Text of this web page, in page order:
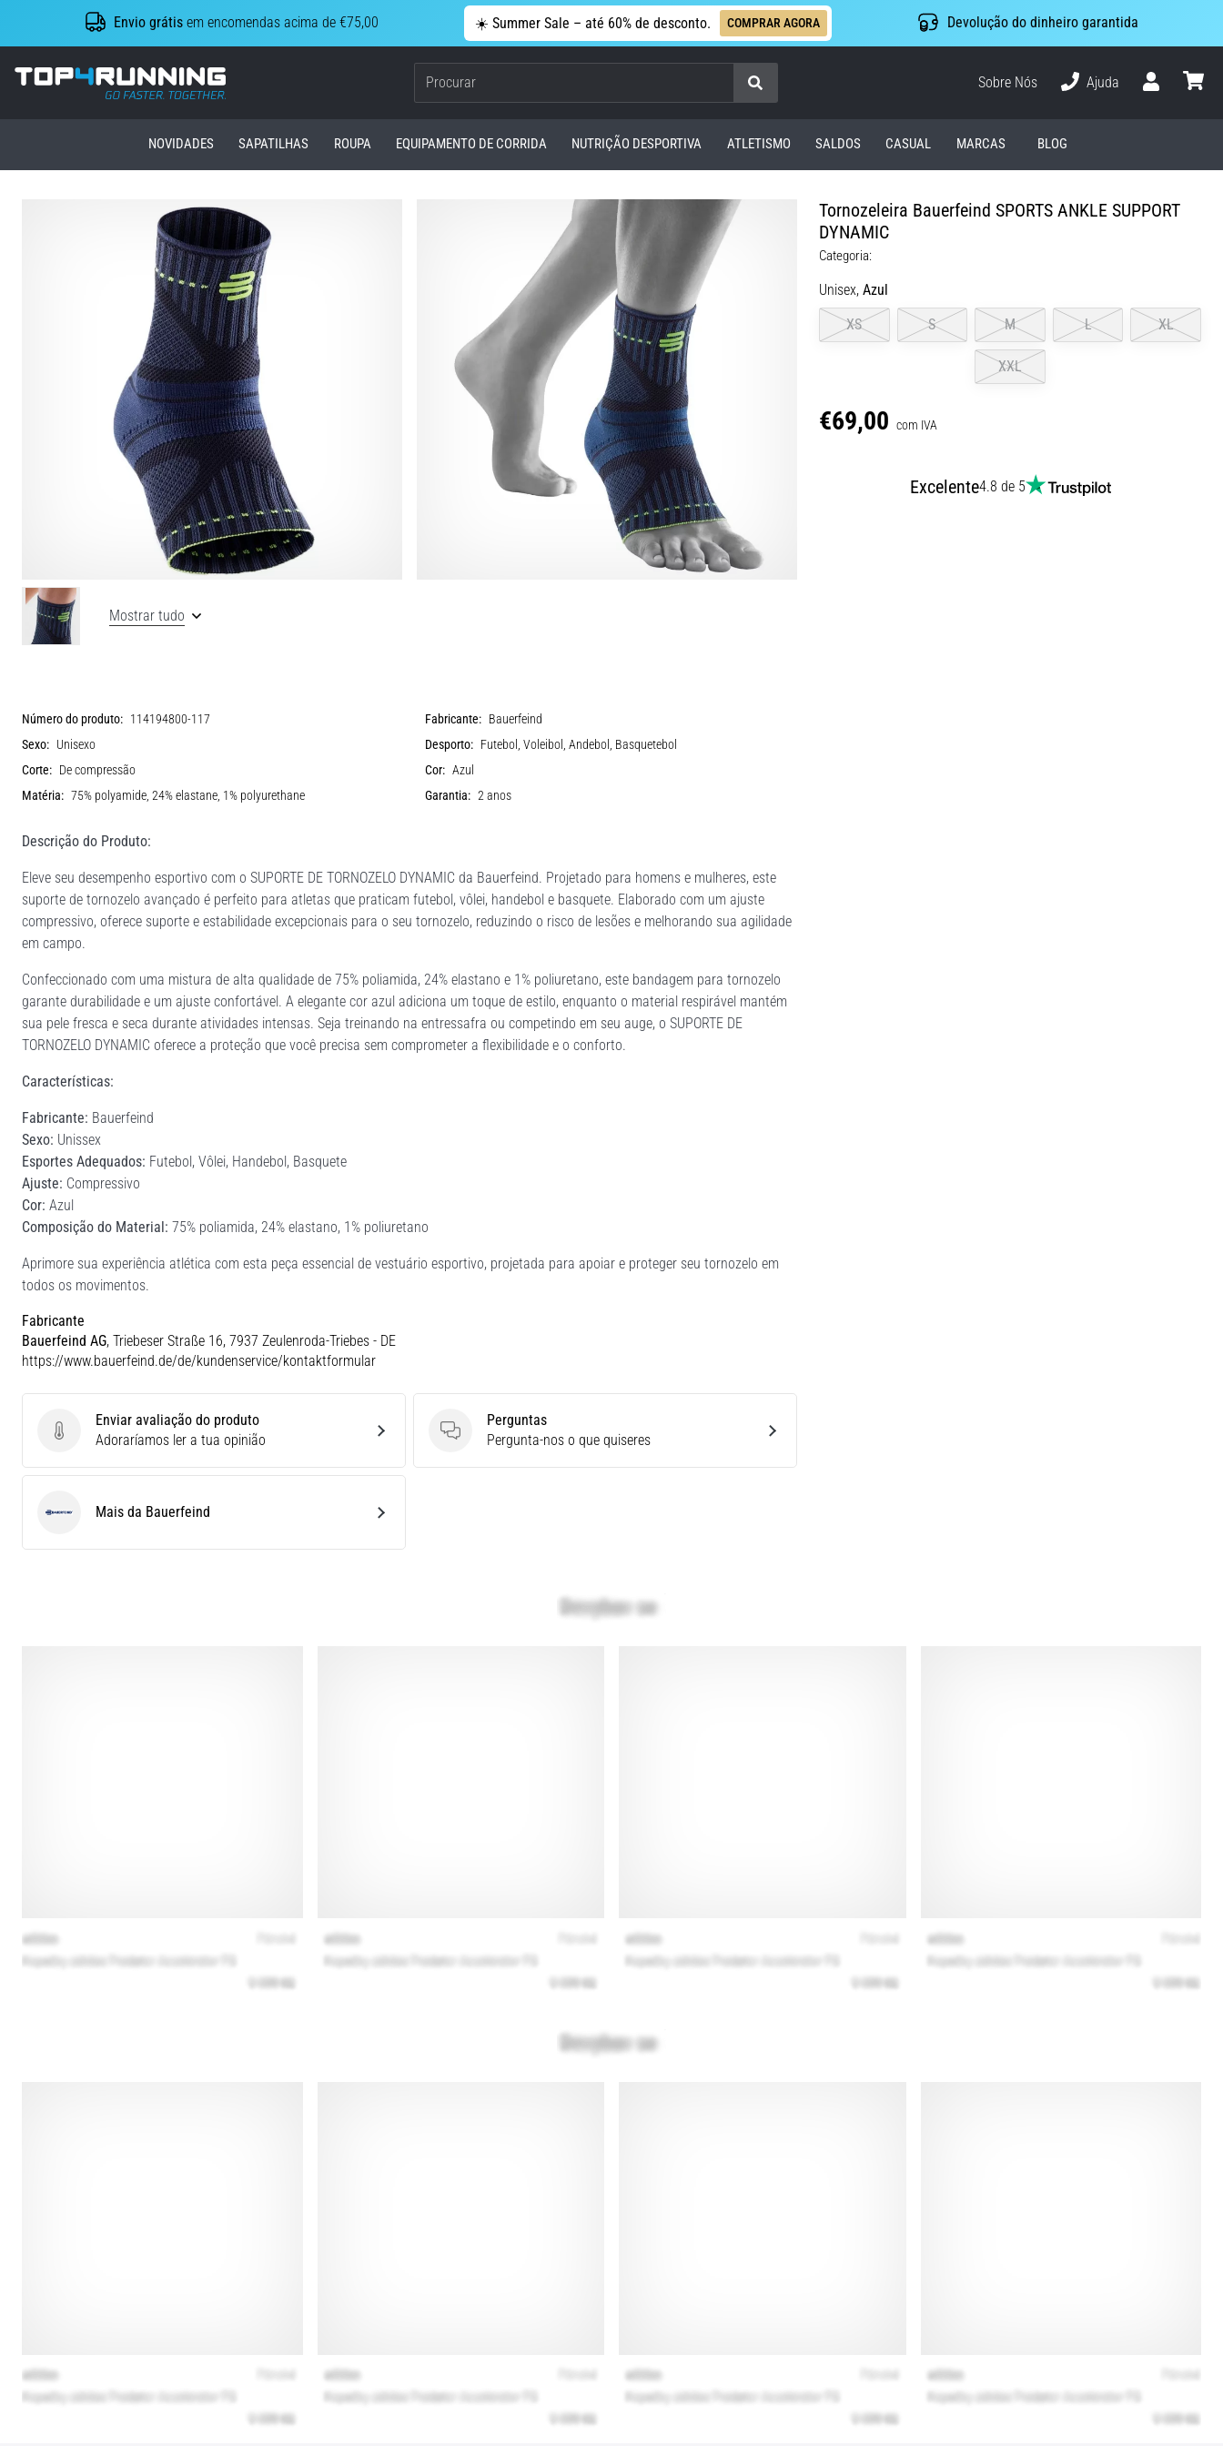
Envio grátis em encomendas acima de €75,00 ☀️ Summer Sale – até 60% de desconto. COMPRAR AGORA Devolução do dinheiro garantida
Top4Running.pt
Procurar
Sobre Nós
Ajuda
NOVIDADES SAPATILHAS ROUPA EQUIPAMENTO DE CORRIDA NUTRIÇÃO DESPORTIVA ATLETISMO SALDOS CASUAL MARCAS BLOG
Tornozeleira Bauerfeind SPORTS ANKLE SUPPORT
DYNAMIC
Categoria:
Unisex, Azul
XS
S M L XL
XXL
€69,00 com IVA
Excelente4.8 de 5
Mostrar tudo
Número do produto: 114194800-117 Fabricante: Bauerfeind
Sexo: Unisexo Desporto: Futebol, Voleibol, Andebol, Basquetebol
Corte: De compressão Cor: Azul
Matéria: 75% polyamide, 24% elastane, 1% polyurethane Garantia: 2 anos
Descrição do Produto:
Eleve seu desempenho esportivo com o SUPORTE DE TORNOZELO DYNAMIC da Bauerfeind. Projetado para homens e mulheres, este
suporte de tornozelo avançado é perfeito para atletas que praticam futebol, vôlei, handebol e basquete. Elaborado com um ajuste
compressivo, oferece suporte e estabilidade excepcionais para o seu tornozelo, reduzindo o risco de lesões e melhorando sua agilidade
em campo.
Confeccionado com uma mistura de alta qualidade de 75% poliamida, 24% elastano e 1% poliuretano, este bandagem para tornozelo
garante durabilidade e um ajuste confortável. A elegante cor azul adiciona um toque de estilo, enquanto o material respirável mantém
sua pele fresca e seca durante atividades intensas. Seja treinando na entressafra ou competindo em seu auge, o SUPORTE DE
TORNOZELO DYNAMIC oferece a proteção que você precisa sem comprometer a flexibilidade e o conforto.
Características:
Fabricante: Bauerfeind
Sexo: Unissex
Esportes Adequados: Futebol, Vôlei, Handebol, Basquete
Ajuste: Compressivo
Cor: Azul
Composição do Material: 75% poliamida, 24% elastano, 1% poliuretano
Aprimore sua experiência atlética com esta peça essencial de vestuário esportivo, projetada para apoiar e proteger seu tornozelo em
todos os movimentos.
Fabricante
Bauerfeind AG, Triebeser Straße 16, 7937 Zeulenroda-Triebes - DE
https://www.bauerfeind.de/de/kundenservice/kontaktformular
Enviar avaliação do produto
Enviar avaliação do produto
Adoraríamos ler a tua opinião
Perguntas
Perguntas
Pergunta-nos o que quiseres
BauerfeindMais da Bauerfeind